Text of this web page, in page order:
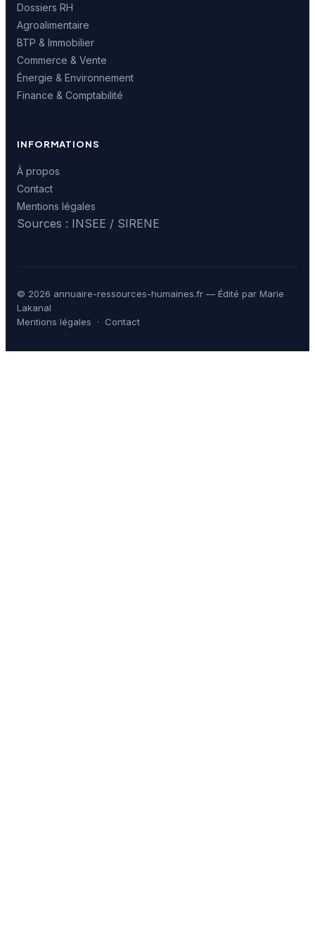
Dossiers RH
Agroalimentaire
BTP & Immobilier
Commerce & Vente
Énergie & Environnement
Finance & Comptabilité
INFORMATIONS
À propos
Contact
Mentions légales
Sources : INSEE / SIRENE
© 2026 annuaire-ressources-humaines.fr — Édité par Marie
Lakanal
Mentions légales · Contact